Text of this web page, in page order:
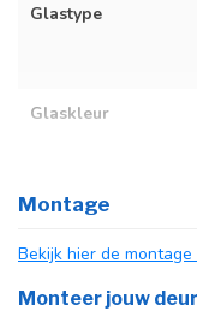
Glastype
Glaskleur
Incl. deurgreep
Incl. systeem
Montage
Bekijk hier de
Monteer jouw